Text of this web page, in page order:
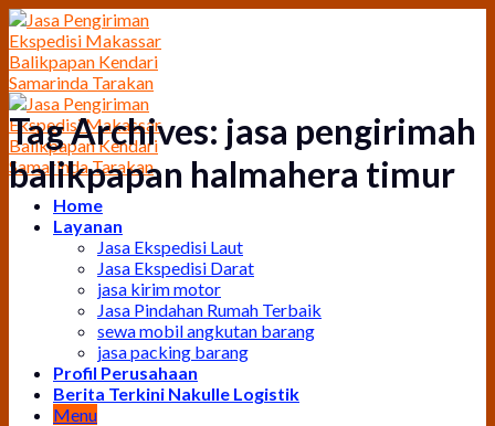
Skip
to
content
Home
Layanan
Jasa Ekspedisi Laut
Jasa Ekspedisi Darat
jasa kirim motor
Jasa Pindahan Rumah Terbaik
sewa mobil angkutan barang
jasa packing barang
Profil Perusahaan
Berita Terkini Nakulle Logistik
Menu
Tag Archives: jasa pengirimah
balikpapan halmahera timur